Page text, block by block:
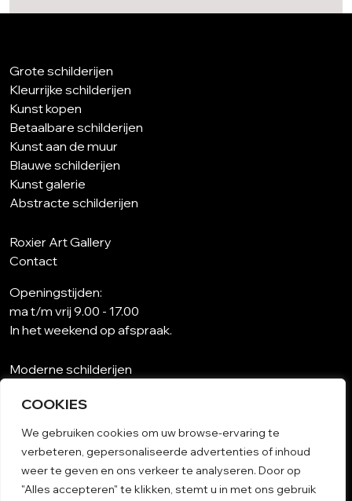
COOKIES
We gebruiken cookies om uw browse-ervaring te
verbeteren, gepersonaliseerde advertenties of inhoud
weer te geven en ons verkeer te analyseren. Door op
"Alles accepteren" te klikken, stemt u in met ons gebruik
Grote schilderijen
Kleurrijke schilderijen
Kunst kopen
Betaalbare schilderijen
Kunst aan de muur
Blauwe schilderijen
Kunst galerie
Abstracte schilderijen
Roxier Art Gallery
Contact
Openingstijden:
ma t/m vrij 9.00 - 17.00
In het weekend op afspraak.
Moderne schilderijen
Kunst op maat
Schilderijen woonkamer
Unieke schilderijen
Kunst op papier
Schilderij woonkamer